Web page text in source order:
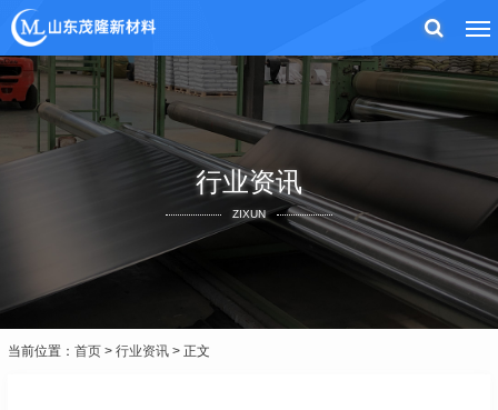
行业资讯
ZIXUN
当前位置： 首页 > 行业资讯 > 正文